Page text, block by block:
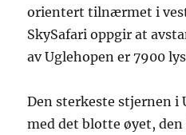
orientert tilnærmet i
SkySafari oppgir at
av Uglehopen er 7900
Den sterkeste stjernen i
med det blotte øyet,